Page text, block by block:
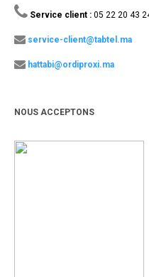
Service client : 05 22 20 43
service-client@tabtel.ma
hattabi@ordiproxi.ma
NOUS ACCEPTONS